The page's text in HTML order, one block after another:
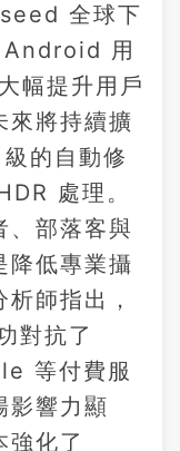
全球下
Android 用
幅提升用戶
來將持續擴
的自動修
處理。
、部落客與
降低專業攝
師指出，
對抗了
等付費服
影響力顯
化了